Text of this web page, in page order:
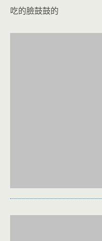
吃的臉鼓鼓的